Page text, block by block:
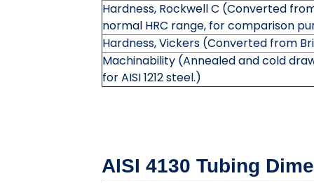
Hardness, Rockwell C (Converted
normal HRC range, for comparison
Hardness, Vickers (Converted from
Machinability (Annealed and cold
for AISI 1212 steel.)
AISI 4130 Tubing